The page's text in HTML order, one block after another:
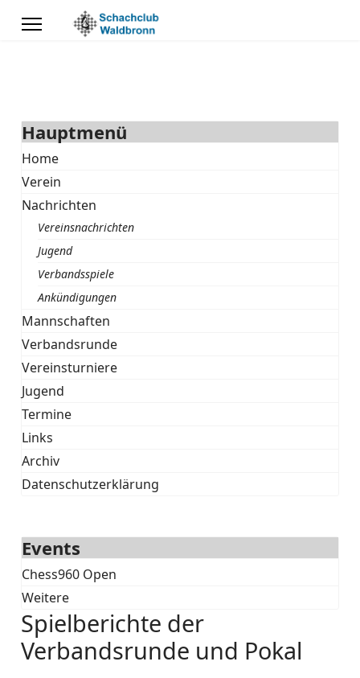
Hauptmenü
Home
Verein
Nachrichten
Vereinsnachrichten
Jugend
Verbandsspiele
Ankündigungen
Mannschaften
Verbandsrunde
Vereinsturniere
Jugend
Termine
Links
Archiv
Datenschutzerklärung
Events
Chess960 Open
Weitere
Spielberichte der
Verbandsrunde und Pokal